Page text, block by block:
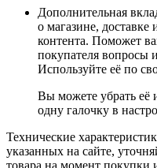
Дополнительная
о магазине,
контента. Поможет
покупателя вопросы
Используйте её по
Вы можете убрать её
одну галочку в
Технические
указанных на сайте,
товара на момент